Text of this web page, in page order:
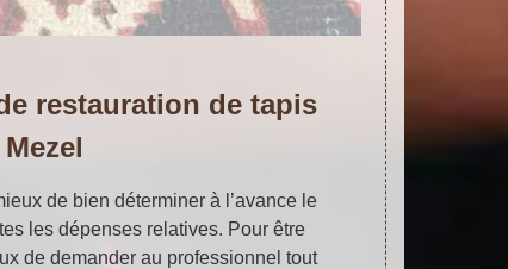
restauration de tapis
de bien déterminer à l’avance le
les dépenses relatives. Pour être
de demander au professionnel tout